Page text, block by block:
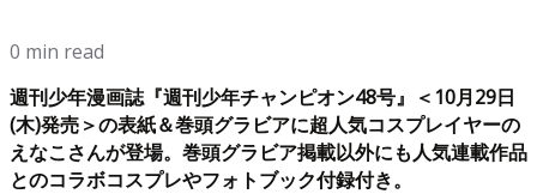
0 min read
週刊少年漫画誌『週刊少年チャンピオン48号』＜10月29日
(木)発売＞の表紙＆巻頭グラビアに超人気コスプレイヤーの
えなこさんが登場。巻頭グラビア掲載以外にも人気連載作品
とのコラボコスプレやフォトブック付録付き。